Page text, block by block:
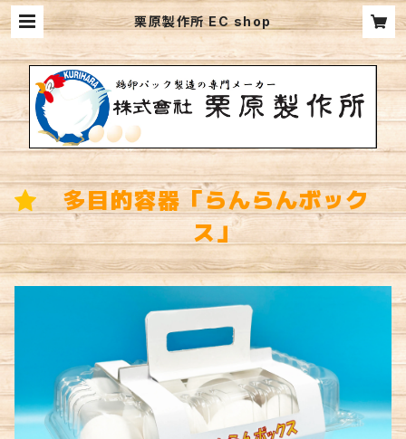
栗原製作所 EC shop
多目的容器「らんらんボック
ス」